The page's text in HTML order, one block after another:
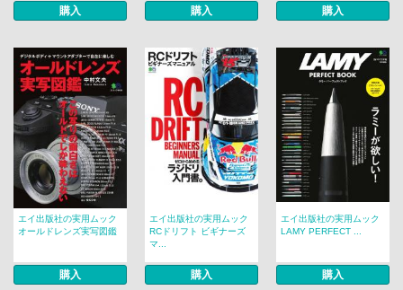
購入 購入 購入
エイ出版社の実用ムック
オールドレンズ実写図鑑
購入
エイ出版社の実用ムック
RCドリフト ビギナーズ
マ...
購入
エイ出版社の実用ムック
LAMY PERFECT ...
購入